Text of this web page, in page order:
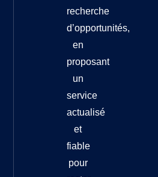
recherche
d’opportunités,
en
proposant
un
service
actualisé
et
fiable
pour